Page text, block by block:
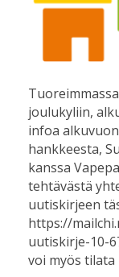
joulukyliin,
infoa
hankkeesta,
kanssa
tehtävästä
uutiskirjeen
https://
uutiskirje-10-
voi myös